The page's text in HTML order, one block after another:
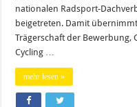
nationalen Radsport-
beigetreten. Damit
Trägerschaft der Bewerbung,
Cycling …
mehr lesen »